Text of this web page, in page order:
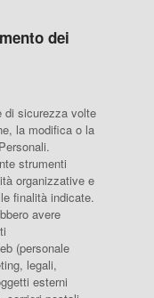
dei
di sicurezza volte
la modifica o la
strumenti
organizzative e
finalità indicate.
avere
(personale
legali,
esterni